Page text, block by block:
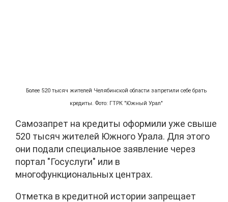
Более 520 тысяч жителей Челябинской области запретили себе брать
кредиты. Фото: ГТРК "Южный Урал"
Самозапрет на кредиты оформили уже свыше
520 тысяч жителей Южного Урала. Для этого
они подали специальное заявление через
портал "Госуслуги" или в
многофункциональных центрах.
Отметка в кредитной истории запрещает